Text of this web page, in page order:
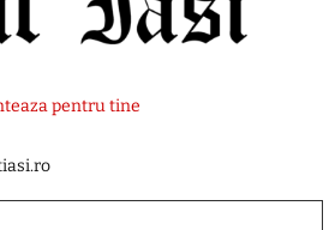
pentru tine